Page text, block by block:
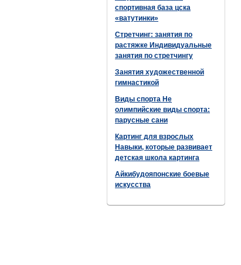
спортивная база цска
«ватутинки»
Стретчинг: занятия по
растяжке Индивидуальные
занятия по стретчингу
Занятия художественной
гимнастикой
Виды спорта Не
олимпийские виды спорта:
парусные сани
Картинг для взрослых
Навыки, которые развивает
детская школа картинга
Айкибудояпонские боевые
искусства